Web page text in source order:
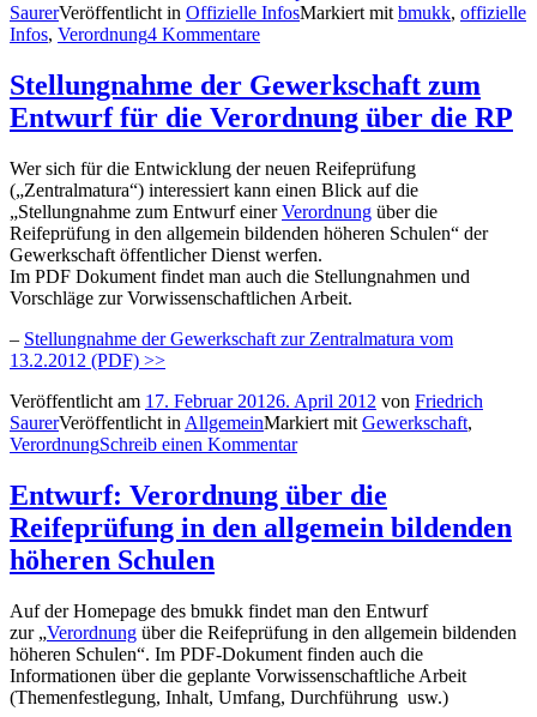
Reifeprüfung
an
allgemeinbildenden
höheren
Schulen“
SaurerVeröffentlicht in Offizielle InfosMarkiert mitbmukk, offizielle
Infos, Verordnung4 Kommentare
Stellungnahme der Gewerkschaft zum
Entwurf für die Verordnung über die RP
Wer sich für die Entwicklung der neuen Reifeprüfung
(„Zentralmatura“) interessiert kann einen Blick auf die
„Stellungnahme zum Entwurf einerVerordnung über die
Reifeprüfung in den allgemein bildenden höheren Schulen“ der
Gewerkschaft öffentlicher Dienst werfen.
Im PDF Dokument findet man auch die Stellungnahmen und
Vorschläge zur Vorwissenschaftlichen Arbeit.
– Stellungnahme der Gewerkschaft zur Zentralmatura vom
13.2.2012 (PDF) >>
Veröffentlicht am 17. Februar 20126. April 2012 von Friedrich
SaurerVeröffentlicht in AllgemeinMarkiert mit Gewerkschaft,
VerordnungSchreib einen Kommentar
Entwurf: Verordnung über die
Reifeprüfung in den allgemein bildenden
höheren Schulen
Auf der Homepage des bmukk findet man den Entwurf
zur „Verordnung über die Reifeprüfung in den allgemein bildenden
höheren Schulen“. Im PDF-Dokument finden auch die
Informationen über die geplante Vorwissenschaftliche Arbeit
(Themenfestlegung, Inhalt, Umfang, Durchführung usw.)